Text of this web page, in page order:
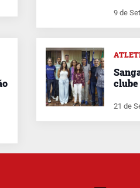
9 de
21 de